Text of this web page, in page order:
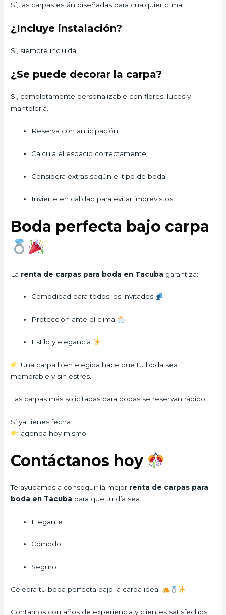
Sí, las carpas están diseñadas para cualquier clima.
¿Incluye instalación?
Sí, siempre incluida.
¿Se puede decorar la carpa?
Sí, completamente personalizable con flores, luces y
mantelería.
Reserva con anticipación
Calcula el espacio correctamente
Considera extras según el tipo de boda
Invierte en calidad para evitar imprevistos
Boda perfecta bajo carpa
La renta de carpas para boda en Tacuba garantiza:
Comodidad para todos los invitados
Protección ante el clima
Estilo y elegancia
Una carpa bien elegida hace que tu boda sea
memorable y sin estrés.
Las carpas más solicitadas para bodas se reservan rápido…
Si ya tienes fecha:
agenda hoy mismo.
Contáctanos hoy
Te ayudamos a conseguir la mejor renta de carpas para
boda en Tacuba para que tu día sea:
Elegante
Cómodo
Seguro
Celebra tu boda perfecta bajo la carpa ideal
Contamos con años de experiencia y clientes satisfechos.